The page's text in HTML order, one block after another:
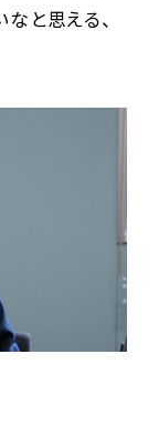
と思える、